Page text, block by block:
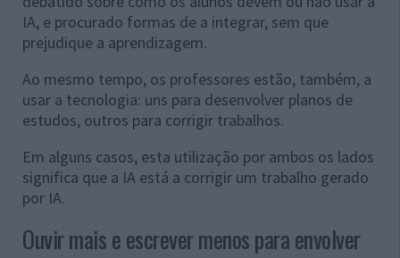
IA, e procurado formas de a integrar, sem que
prejudique a aprendizagem.
Ao mesmo tempo, os professores estão, também, a
usar a tecnologia: uns para desenvolver planos de
estudos, outros para corrigir trabalhos.
Em alguns casos, esta utilização por ambos os lados
significa que a IA está a corrigir um trabalho gerado
por IA.
Ouvir mais e escrever menos para envolver